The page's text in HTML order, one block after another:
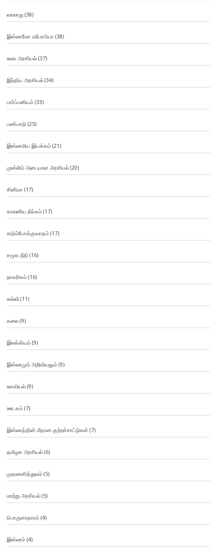
வரலாறு(38)
இஸ்லாமோ ஃபோபியா (38)
உலக அரசியல்(37)
இந்திய அரசியல்(34)
பார்ப்பனியம்(33)
பண்பாடு(25)
இஸ்லாமிய இயக்கம்(21)
முஸ்லிம் அடையாள அரசியல்(20)
சினிமா (17)
காலனிய நீக்கம்(17)
கடும்போக்குவாதம்(17)
சமூக நீதி (16)
நாகரிகம்(16)
கல்வி (11)
கலை(9)
இலக்கியம்(9)
இஸ்லாமும் அறிவியலும்(9)
உளவியல்(9)
ஊடகம்(7)
இஸ்லாத்தின் மீதான குற்றச்சாட்டுகள் (7)
தமிழக அரசியல்(6)
முதலாளித்துவம்(5)
மாற்று அரசியல்(5)
பொருளாதாரம்(4)
இஸ்லாம்(4)